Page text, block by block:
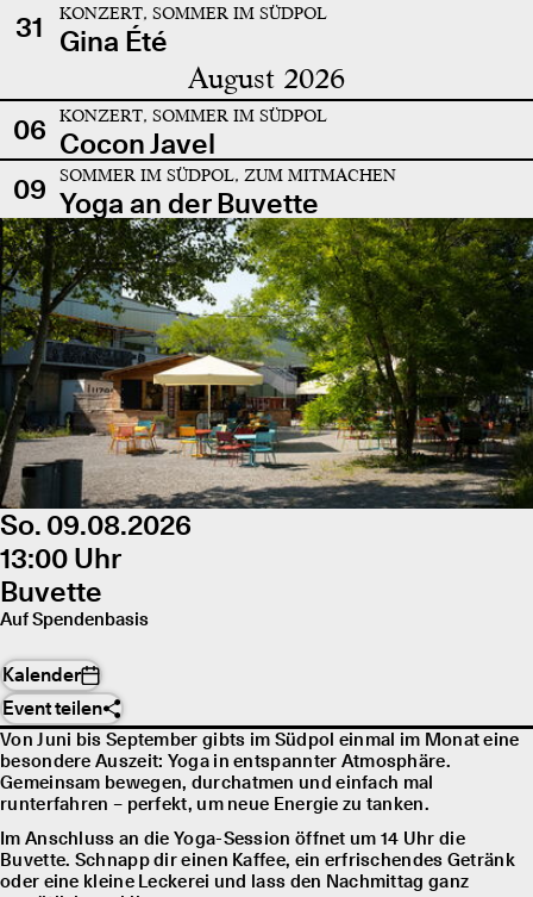
31
KONZERT, SOMMER IM SÜDPOL
Gina Été
August 2026
06 KONZERT, SOMMER IM SÜDPOL
Cocon Javel
09
SOMMER IM SÜDPOL, ZUM MITMACHEN
Yoga an der Buvette
So. 09.08.2026
13:00 Uhr
Buvette
Auf Spendenbasis
Kalender
Event teilen
Von Juni bis September gibts im Südpol einmal im Monat eine
besondere Auszeit: Yoga in entspannter Atmosphäre.
Gemeinsam bewegen, durchatmen und einfach mal
runterfahren – perfekt, um neue Energie zu tanken.
Im Anschluss an die Yoga-Session öffnet um 14 Uhr die
Buvette. Schnapp dir einen Kaffee, ein erfrischendes Getränk
oder eine kleine Leckerei und lass den Nachmittag ganz